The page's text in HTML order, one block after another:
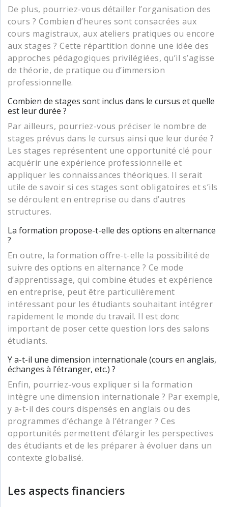
De plus, pourriez-vous détailler l’organisation des
cours ? Combien d’heures sont consacrées aux
cours magistraux, aux ateliers pratiques ou encore
aux stages ? Cette répartition donne une idée des
approches pédagogiques privilégiées, qu’il s’agisse
de théorie, de pratique ou d’immersion
professionnelle.
Combien de stages sont inclus dans le cursus et quelle
est leur durée ?
Par ailleurs, pourriez-vous préciser le nombre de
stages prévus dans le cursus ainsi que leur durée ?
Les stages représentent une opportunité clé pour
acquérir une expérience professionnelle et
appliquer les connaissances théoriques. Il serait
utile de savoir si ces stages sont obligatoires et s’ils
se déroulent en entreprise ou dans d’autres
structures.
La formation propose-t-elle des options en alternance
?
En outre, la formation offre-t-elle la possibilité de
suivre des options en alternance ? Ce mode
d’apprentissage, qui combine études et expérience
en entreprise, peut être particulièrement
intéressant pour les étudiants souhaitant intégrer
rapidement le monde du travail. Il est donc
important de poser cette question lors des salons
étudiants.
Y a-t-il une dimension internationale (cours en anglais,
échanges à l’étranger, etc.) ?
Enfin, pourriez-vous expliquer si la formation
intègre une dimension internationale ? Par exemple,
y a-t-il des cours dispensés en anglais ou des
programmes d’échange à l’étranger ? Ces
opportunités permettent d’élargir les perspectives
des étudiants et de les préparer à évoluer dans un
contexte globalisé.
Les aspects financiers